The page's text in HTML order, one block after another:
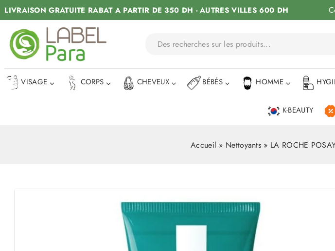
LIVRAISON GRATUITE RABAT A PARTIR DE 350 DH - AUTRES VILLES 600 DH
VISAGE CORPS CHEVEUX BÉBÉS HOMME
K-BEAUTY
Accueil » Nettoyants » LA ROCHE